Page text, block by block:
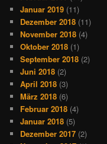
Januar 2019 (11)
Dezember 2018 (11)
November 2018 (4)
Oktober 2018 (1)
September 2018 (2)
Juni 2018 (2)
April 2018 (3)
März 2018 (6)
Februar 2018 (4)
Januar 2018 (5)
Dezember 2017 (2)